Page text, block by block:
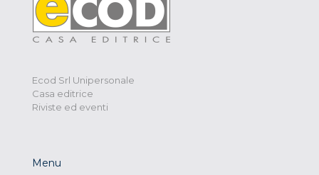
Ecod Srl Unipersonale
Casa editrice
Riviste ed eventi
Menu